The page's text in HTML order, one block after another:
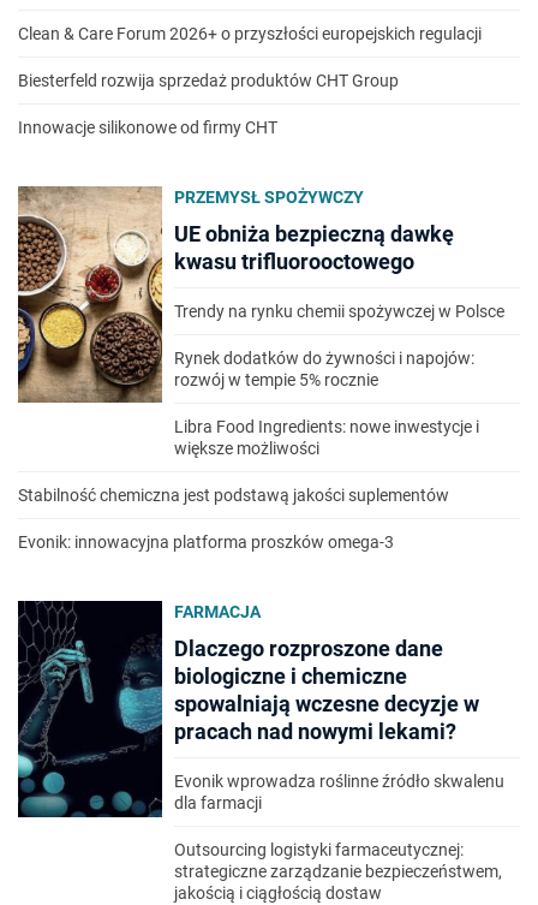
Clean & Care Forum 2026+ o przyszłości europejskich regulacji
Biesterfeld rozwija sprzedaż produktów CHT Group
Innowacje silikonowe od firmy CHT
PRZEMYSŁ SPOŻYWCZY
UE obniża bezpieczną dawkę
kwasu trifluorooctowego
Trendy na rynku chemii spożywczej w Polsce
Rynek dodatków do żywności i napojów:
rozwój w tempie 5% rocznie
Libra Food Ingredients: nowe inwestycje i
większe możliwości
Stabilność chemiczna jest podstawą jakości suplementów
Evonik: innowacyjna platforma proszków omega-3
FARMACJA
Dlaczego rozproszone dane
biologiczne i chemiczne
spowalniają wczesne decyzje w
pracach nad nowymi lekami?
Evonik wprowadza roślinne źródło skwalenu
dla farmacji
Outsourcing logistyki farmaceutycznej:
strategiczne zarządzanie bezpieczeństwem,
jakością i ciągłością dostaw